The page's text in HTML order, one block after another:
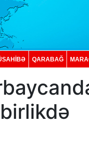
QARABAĞ